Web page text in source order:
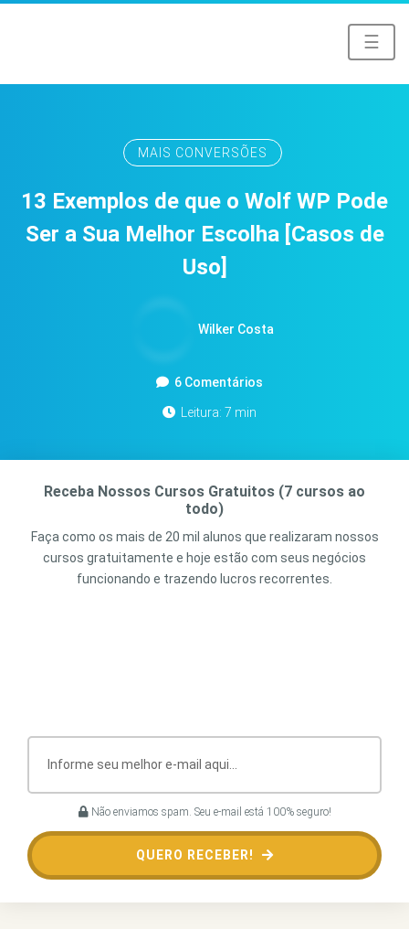
☰
MAIS CONVERSÕES
13 Exemplos de que o Wolf WP Pode
Ser a Sua Melhor Escolha [Casos de
Uso]
Wilker Costa
6 Comentários
Leitura: 7 min
Receba Nossos Cursos Gratuitos (7 cursos ao
todo)
Faça como os mais de 20 mil alunos que realizaram nossos
cursos gratuitamente e hoje estão com seus negócios
funcionando e trazendo lucros recorrentes.
Não enviamos spam. Seu e-mail está 100% seguro!
QUERO RECEBER!